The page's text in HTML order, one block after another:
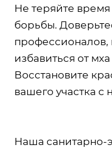
Не теряйте
борьбы.
избавиться от
Восстановите
вашего участка
Наша санитарно-